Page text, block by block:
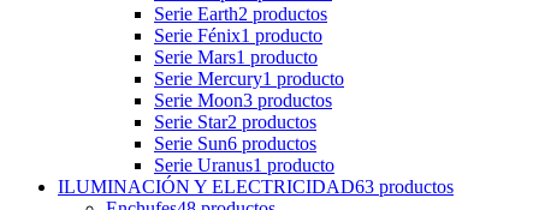
Serie Earth2 productos
Serie Fénix1 producto
Serie Mars1 producto
Serie Mercury1 producto
Serie Moon3 productos
Serie Star2 productos
Serie Sun6 productos
Serie Uranus1 producto
ILUMINACIÓN Y ELECTRICIDAD63 productos